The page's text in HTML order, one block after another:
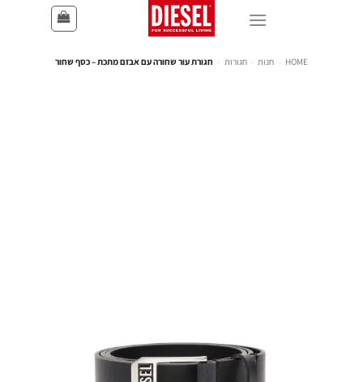
HOME
- חנות - חגורות - חגורת עור שחורה עם אבזם מתכת – כסף שחור